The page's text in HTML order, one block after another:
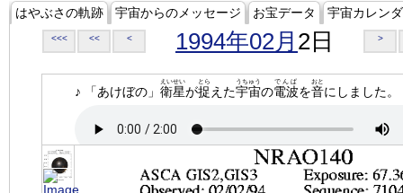
はやぶさの軌跡 宇宙からのメッセージ お宝データ 宇宙カレン
<<< << < 1994年02月 2日 >
♪ 「あけぼの」 衛星
えいせい
が捉
とら
えた宇宙
うちゅう
の電波
でんぱ
を音
おと
にしました。